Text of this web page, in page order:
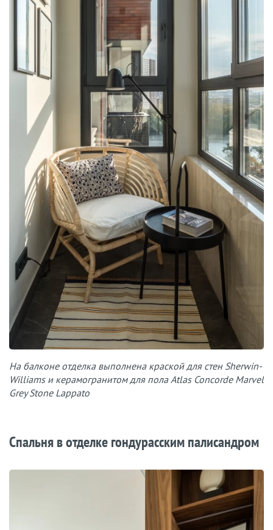
На балконе отделка выполнена краской для стен Sherwin-
Williams и керамогранитом для пола Atlas Concorde Marvel
Grey Stone Lappato
Спальня в отделке гондурасским палисандром